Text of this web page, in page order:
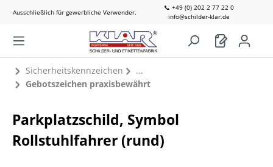
Ausschließlich für gewerbliche Verwender.
📞 +49 (0) 202 2 77 22 0
info@schilder-klar.de
Sicherheitskennzeichen
Gebotszeichen praxisbewährt
Parkplatzschild, Symbol
Rollstuhlfahrer (rund)